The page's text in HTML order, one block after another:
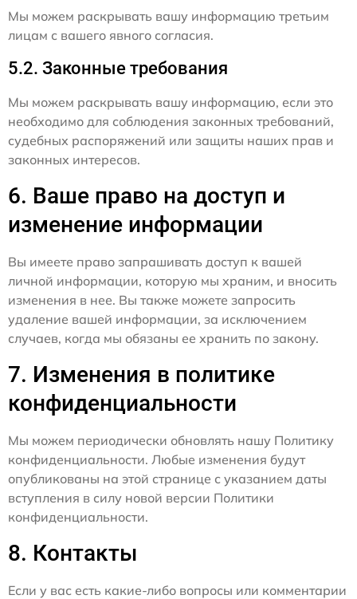
Мы можем раскрывать вашу информацию третьим
лицам с вашего явного согласия.
5.2. Законные требования
Мы можем раскрывать вашу информацию, если это
необходимо для соблюдения законных требований,
судебных распоряжений или защиты наших прав и
законных интересов.
6. Ваше право на доступ и
изменение информации
Вы имеете право запрашивать доступ к вашей
личной информации, которую мы храним, и вносить
изменения в нее. Вы также можете запросить
удаление вашей информации, за исключением
случаев, когда мы обязаны ее хранить по закону.
7. Изменения в политике
конфиденциальности
Мы можем периодически обновлять нашу Политику
конфиденциальности. Любые изменения будут
опубликованы на этой странице с указанием даты
вступления в силу новой версии Политики
конфиденциальности.
8. Контакты
Если у вас есть какие-либо вопросы или комментарии